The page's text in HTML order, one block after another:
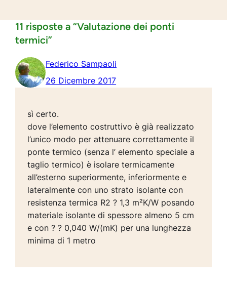
11 risposte a “Valutazione dei ponti
termici”
Federico Sampaoli
26 Dicembre 2017
sì certo.
dove l’elemento costruttivo è già realizzato
l’unico modo per attenuare correttamente il
ponte termico (senza l’ elemento speciale a
taglio termico) è isolare termicamente
all’esterno superiormente, inferiormente e
lateralmente con uno strato isolante con
resistenza termica R2 ? 1,3 m²K/W posando
materiale isolante di spessore almeno 5 cm
e con ? ? 0,040 W/(mK) per una lunghezza
minima di 1 metro